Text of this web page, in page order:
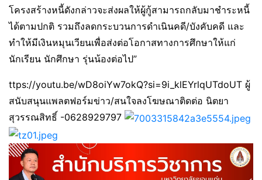
โครงสร้างหนี้ดังกล่าวจะส่งผลให้ผู้กู้สามารถกลับมาชำระหนี้
ได้ตามปกติ รวมถึงลดกระบวนการดำเนินคดี/บังคับคดี และ
ทำให้มีเงินหมุนเวียนเพื่อส่งต่อโอกาสทางการศึกษาให้แก่
นักเรียน นักศึกษา รุ่นน้องต่อไป”
ttps://youtu.be/wD8oiYw7okQ?si=9i_klEYrlqUTdoUT ผู้
สนับสนุนแพลตฟอร์มข่าว/สนใจลงโฆษณาติดต่อ นิตยา
สุวรรณสิทธิ์ -0628929797